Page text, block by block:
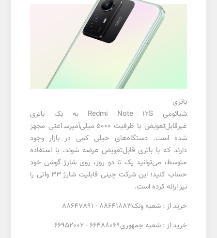
باتری
شیائومی Redmi Note 12S به یک باتری
غیرقابل‌تعویض با ظرفیت 5000 میلی‌آمپرساعتی مجهز
شده است. دستگاه‌های خیلی کمی در بازار وجود
دارند که با باتری قابل‌تعویض عرضه شوند. با استفاده
متوسط، می‌توانید یک تا دو روز، روی شارژ گوشی خود
حساب کنید؛ این شرکت چینی قابلیت شارژ ۳۳ واتی را
نیز ارائه کرده است.
خرید از : شعبه ونک88641883 - 88647891
خرید از : شعبه جمهوری66488069 - 66952002